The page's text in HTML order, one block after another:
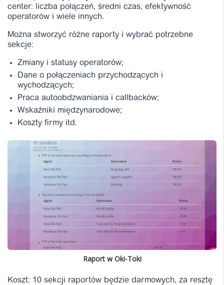
center: liczba połączeń, średni czas, efektywność
operatorów i wiele innych.
Można stworzyć różne raporty i wybrać potrzebne
sekcje:
Zmiany i statusy operatorów;
Dane o połączeniach przychodzących i
wychodzących;
Praca autoobdzwaniania i callbacków;
Wskaźniki międzynarodowe;
Koszty firmy itd.
Raport w Oki-Toki
Koszt: 10 sekcji raportów będzie darmowych, za resztę